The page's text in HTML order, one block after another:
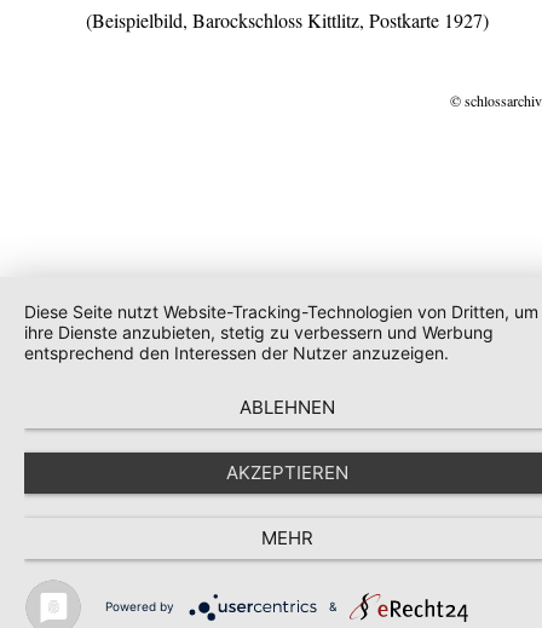
(Beispielbild, Barockschloss Kittlitz, Postkarte 1927)
©
Diese Seite nutzt Website-Tracking-Technologien von Dritten, um
ihre Dienste anzubieten, stetig zu verbessern und Werbung
entsprechend den Interessen der Nutzer anzuzeigen.
ABLEHNEN
AKZEPTIEREN
MEHR
Powered by &